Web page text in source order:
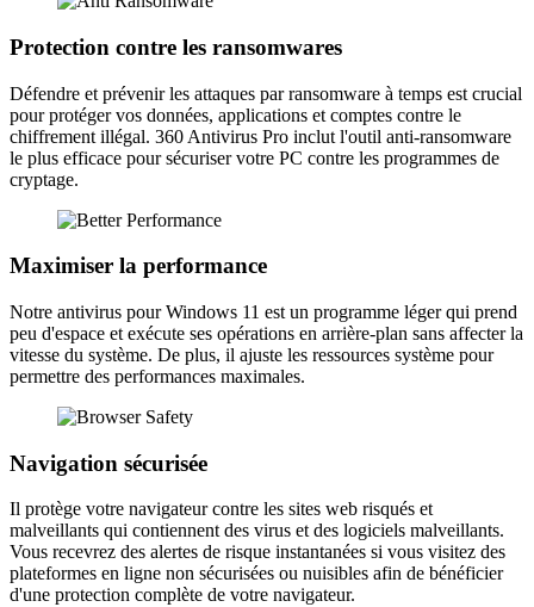
Protection contre les ransomwares
Défendre et prévenir les attaques par ransomware à temps est crucial
pour protéger vos données, applications et comptes contre le
chiffrement illégal. 360 Antivirus Pro inclut l'outil anti-ransomware
le plus efficace pour sécuriser votre PC contre les programmes de
cryptage.
Maximiser la performance
Notre antivirus pour Windows 11 est un programme léger qui prend
peu d'espace et exécute ses opérations en arrière-plan sans affecter la
vitesse du système. De plus, il ajuste les ressources système pour
permettre des performances maximales.
Navigation sécurisée
Il protège votre navigateur contre les sites web risqués et
malveillants qui contiennent des virus et des logiciels malveillants.
Vous recevrez des alertes de risque instantanées si vous visitez des
plateformes en ligne non sécurisées ou nuisibles afin de bénéficier
d'une protection complète de votre navigateur.